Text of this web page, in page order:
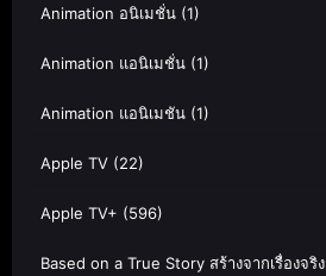
Animation อนิเมชั่น (1)
Animation แอนิเมชั่น (1)
Animation แอนิเมชัน (1)
Apple TV (22)
Apple TV+ (596)
Based on a True Story สร้างจากเรื่องจริง